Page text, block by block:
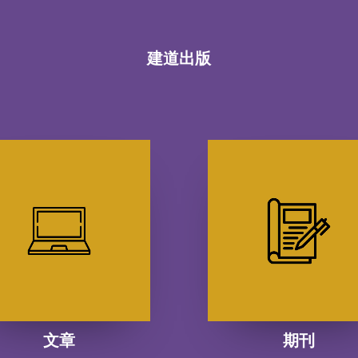
建道出版
文章 期刊